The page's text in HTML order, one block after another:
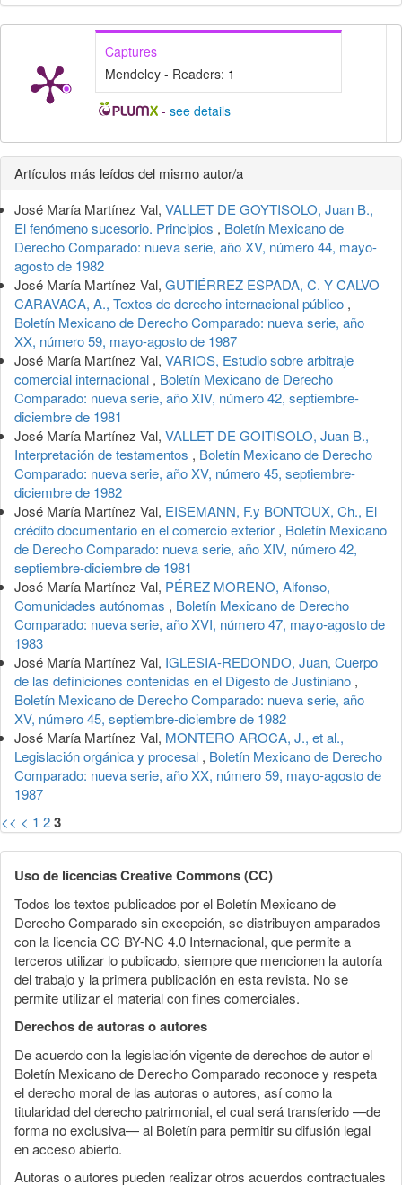
Captures
Mendeley - Readers: 1
- see details
Detalles
del
artículo
Artículos más leídos del mismo autor/a
José María Martínez Val, VALLET DE GOYTISOLO, Juan B.,
El fenómeno sucesorio. Principios , Boletín Mexicano de
Derecho Comparado: nueva serie, año XV, número 44, mayo-
agosto de 1982
José María Martínez Val, GUTIÉRREZ ESPADA, C. Y CALVO
CARAVACA, A., Textos de derecho internacional público ,
Boletín Mexicano de Derecho Comparado: nueva serie, año
XX, número 59, mayo-agosto de 1987
José María Martínez Val, VARIOS, Estudio sobre arbitraje
comercial internacional , Boletín Mexicano de Derecho
Comparado: nueva serie, año XIV, número 42, septiembre-
diciembre de 1981
José María Martínez Val, VALLET DE GOITISOLO, Juan B.,
Interpretación de testamentos , Boletín Mexicano de Derecho
Comparado: nueva serie, año XV, número 45, septiembre-
diciembre de 1982
José María Martínez Val, EISEMANN, F.y BONTOUX, Ch., El
crédito documentario en el comercio exterior , Boletín Mexicano
de Derecho Comparado: nueva serie, año XIV, número 42,
septiembre-diciembre de 1981
José María Martínez Val, PÉREZ MORENO, Alfonso,
Comunidades autónomas , Boletín Mexicano de Derecho
Comparado: nueva serie, año XVI, número 47, mayo-agosto de
1983
José María Martínez Val, IGLESIA-REDONDO, Juan, Cuerpo
de las definiciones contenidas en el Digesto de Justiniano ,
Boletín Mexicano de Derecho Comparado: nueva serie, año
XV, número 45, septiembre-diciembre de 1982
José María Martínez Val, MONTERO AROCA, J., et al.,
Legislación orgánica y procesal , Boletín Mexicano de Derecho
Comparado: nueva serie, año XX, número 59, mayo-agosto de
1987
<< < 1 23
Uso de licencias Creative Commons (CC)
Todos los textos publicados por el Boletín Mexicano de
Derecho Comparado sin excepción, se distribuyen amparados
con la licencia CC BY-NC 4.0 Internacional, que permite a
terceros utilizar lo publicado, siempre que mencionen la autoría
del trabajo y la primera publicación en esta revista. No se
permite utilizar el material con fines comerciales.
Derechos de autoras o autores
De acuerdo con la legislación vigente de derechos de autor el
Boletín Mexicano de Derecho Comparado reconoce y respeta
el derecho moral de las autoras o autores, así como la
titularidad del derecho patrimonial, el cual será transferido —de
forma no exclusiva— al Boletín para permitir su difusión legal
en acceso abierto.
Autoras o autores pueden realizar otros acuerdos contractuales